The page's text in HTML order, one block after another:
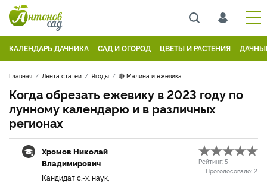
КАЛЕНДАРЬ ДАЧНИКА САД И ОГОРОД ЦВЕТЫ И РАСТЕНИЯ
Главная Лента статей Ягоды 🔴 Малина и ежевика
Когда обрезать ежевику в 2023 году по
лунному календарю и в различных
регионах
Хромов Николай
Владимирович
Кандидат с.-х. наук,
Рейтинг: 5
Проголосовало: 2